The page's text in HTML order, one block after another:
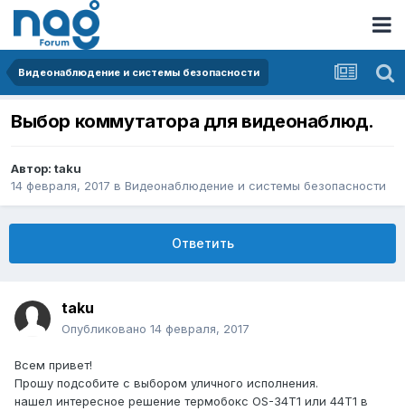
Видеонаблюдение и системы безопасности
Выбор коммутатора для видеонаблюд.
Автор: taku
14 февраля, 2017 в Видеонаблюдение и системы безопасности
Ответить
taku
Опубликовано 14 февраля, 2017
Всем привет!
Прошу подсобите с выбором уличного исполнения.
нашел интересное решение термобокс OS-34T1 или 44Т1 в